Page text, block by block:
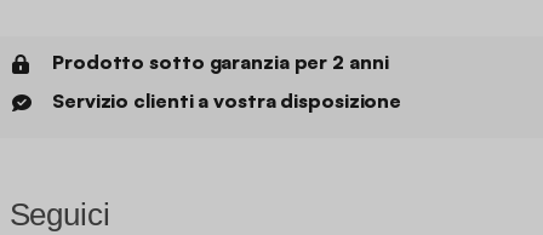
Prodotto sotto garanzia per 2 anni
Servizio clienti a vostra disposizione
Seguici